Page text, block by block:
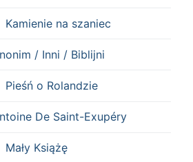
Kamienie na szaniec
/ Inni / Biblijni
Pieśń o Rolandzie
De Saint-Exupéry
Mały Książę